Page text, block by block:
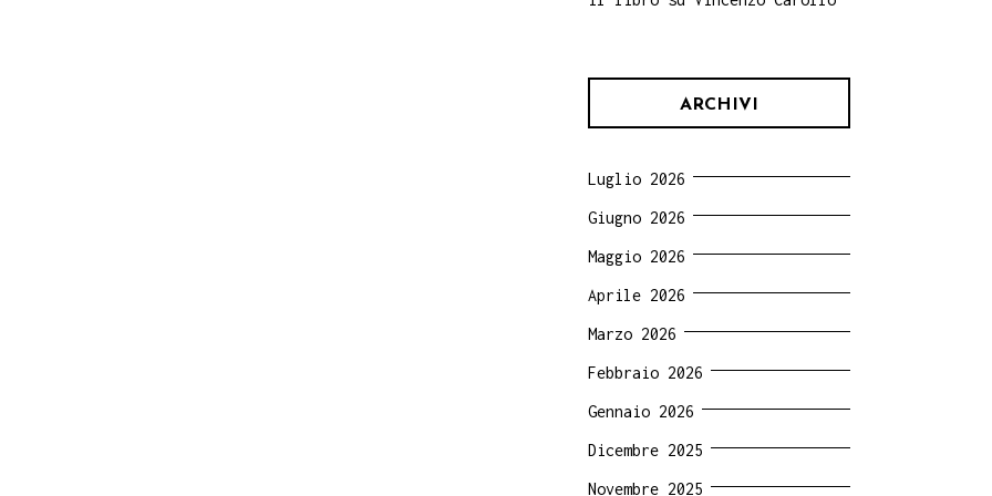
ARCHIVI
Luglio 2026
Giugno 2026
Maggio 2026
Aprile 2026
Marzo 2026
Febbraio 2026
Gennaio 2026
Dicembre 2025
Novembre 2025